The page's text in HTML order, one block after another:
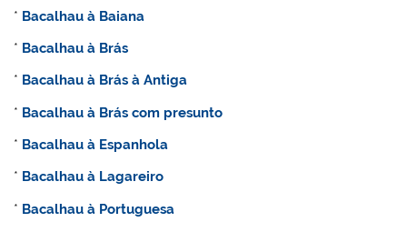
* Bacalhau à Baiana
* Bacalhau à Brás
* Bacalhau à Brás à Antiga
* Bacalhau à Brás com presunto
* Bacalhau à Espanhola
* Bacalhau à Lagareiro
* Bacalhau à Portuguesa